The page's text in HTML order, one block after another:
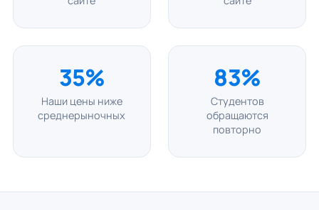
35%
Наши цены ниже
среднерыночных
83%
Студентов
обращаются
повторно